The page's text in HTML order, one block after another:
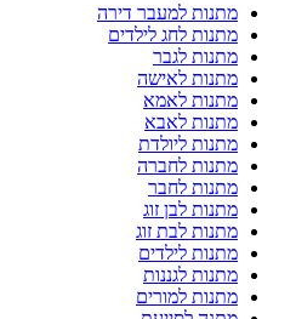
מתנות למעבר דירה
מתנות לחג לילדים
מתנות לגבר
מתנות לאישה
מתנות לאמא
מתנות לאבא
מתנות ליולדת
מתנות לחברה
מתנות לחבר
מתנות לבן זוג
מתנות לבת זוג
מתנות לילדים
מתנות לגננות
מתנות למורים